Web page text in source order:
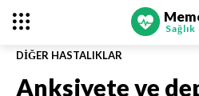
Sağlık
DIĞER HASTALIKLAR
Anksiyete ve